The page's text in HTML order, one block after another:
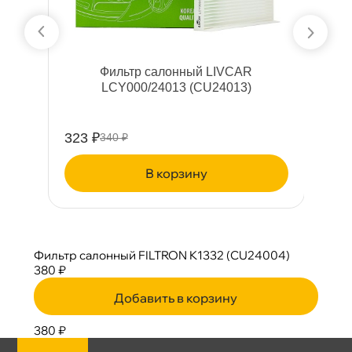
Фильтр салонный LIVCAR
LCY000/24013 (CU24013)
323 ₽340 ₽
корзину
Фильтр салонный FILTRON K1332 (CU24004)
380 ₽
Добавить в корзину
380 ₽